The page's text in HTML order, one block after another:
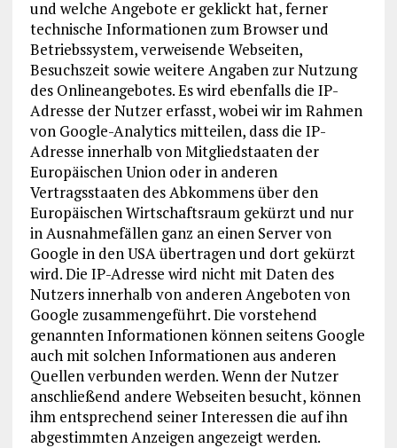
und welche Angebote er geklickt hat, ferner
technische Informationen zum Browser und
Betriebssystem, verweisende Webseiten,
Besuchszeit sowie weitere Angaben zur Nutzung
des Onlineangebotes. Es wird ebenfalls die IP-
Adresse der Nutzer erfasst, wobei wir im Rahmen
von Google-Analytics mitteilen, dass die IP-
Adresse innerhalb von Mitgliedstaaten der
Europäischen Union oder in anderen
Vertragsstaaten des Abkommens über den
Europäischen Wirtschaftsraum gekürzt und nur
in Ausnahmefällen ganz an einen Server von
Google in den USA übertragen und dort gekürzt
wird. Die IP-Adresse wird nicht mit Daten des
Nutzers innerhalb von anderen Angeboten von
Google zusammengeführt. Die vorstehend
genannten Informationen können seitens Google
auch mit solchen Informationen aus anderen
Quellen verbunden werden. Wenn der Nutzer
anschließend andere Webseiten besucht, können
ihm entsprechend seiner Interessen die auf ihn
abgestimmten Anzeigen angezeigt werden.